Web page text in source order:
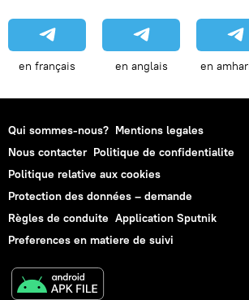
en français en anglais en
Qui sommes-nous? Mentions legales
Nous contacter Politique de confidentialite
Politique relative aux cookies
Protection des données – demande
Règles de conduite Application Sputnik
Preferences en matiere de suivi